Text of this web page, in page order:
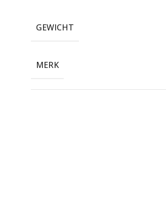
GEWICHT
MERK